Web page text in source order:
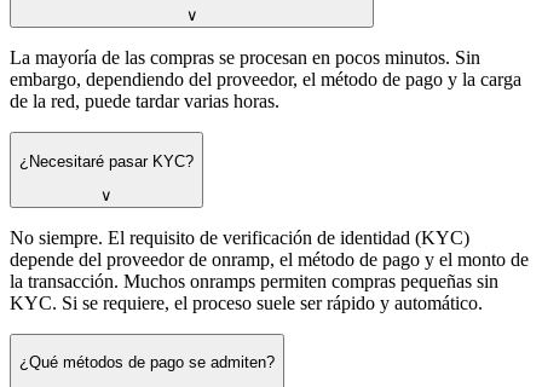
∨
La mayoría de las compras se procesan en pocos minutos. Sin
embargo, dependiendo del proveedor, el método de pago y la carga
de la red, puede tardar varias horas.
¿Necesitaré pasar KYC?
∨
No siempre. El requisito de verificación de identidad (KYC)
depende del proveedor de onramp, el método de pago y el monto de
la transacción. Muchos onramps permiten compras pequeñas sin
KYC. Si se requiere, el proceso suele ser rápido y automático.
¿Qué métodos de pago se admiten?